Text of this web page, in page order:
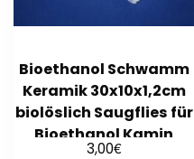
Bioethanol Schwamm
Keramik 30x10x1,2cm
biolöslich Saugflies für
Bioethanol Kamin
3,00€